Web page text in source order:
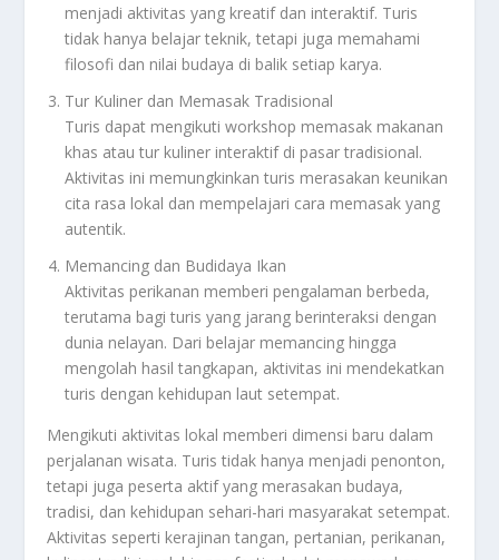
menjadi aktivitas yang kreatif dan interaktif. Turis
tidak hanya belajar teknik, tetapi juga memahami
filosofi dan nilai budaya di balik setiap karya.
Tur Kuliner dan Memasak Tradisional
Turis dapat mengikuti workshop memasak makanan
khas atau tur kuliner interaktif di pasar tradisional.
Aktivitas ini memungkinkan turis merasakan keunikan
cita rasa lokal dan mempelajari cara memasak yang
autentik.
Memancing dan Budidaya Ikan
Aktivitas perikanan memberi pengalaman berbeda,
terutama bagi turis yang jarang berinteraksi dengan
dunia nelayan. Dari belajar memancing hingga
mengolah hasil tangkapan, aktivitas ini mendekatkan
turis dengan kehidupan laut setempat.
Mengikuti aktivitas lokal memberi dimensi baru dalam
perjalanan wisata. Turis tidak hanya menjadi penonton,
tetapi juga peserta aktif yang merasakan budaya,
tradisi, dan kehidupan sehari-hari masyarakat setempat.
Aktivitas seperti kerajinan tangan, pertanian, perikanan,